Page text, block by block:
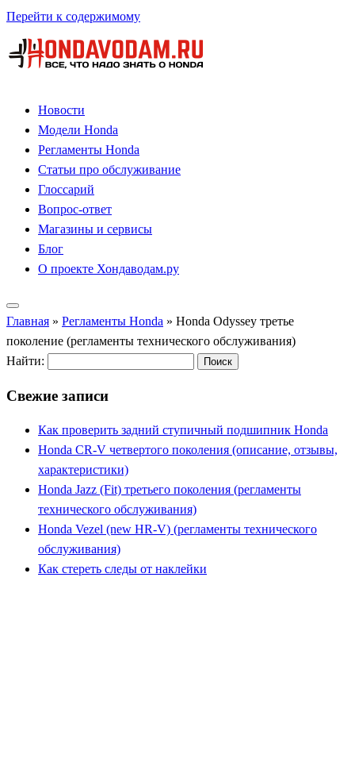
Перейти к содержимому
Новости
Модели Honda
Регламенты Honda
Статьи про обслуживание
Глоссарий
Вопрос-ответ
Магазины и сервисы
Блог
О проекте Хондаводам.ру
Главная » Регламенты Honda » Honda Odyssey третье
поколение (регламенты технического обслуживания)
Найти:
Свежие записи
Как проверить задний ступичный подшипник Honda
Honda CR-V четвертого поколения (описание, отзывы,
характеристики)
Honda Jazz (Fit) третьего поколения (регламенты
технического обслуживания)
Honda Vezel (new HR-V) (регламенты технического
обслуживания)
Как стереть следы от наклейки